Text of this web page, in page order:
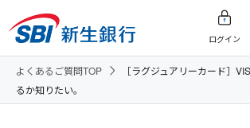
ログイン
よくあるご質問TOP
［ラグジュアリーカード］
るか知りたい。